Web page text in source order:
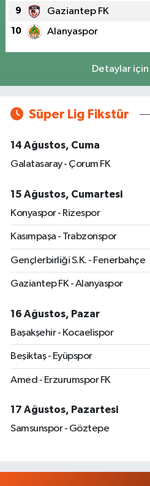
9 Gaziantep FK
10 Alanyaspor
Detaylar için
Süper Lig Fikstür
14 Ağustos, Cuma
Galatasaray - Çorum FK
15 Ağustos, Cumartesi
Konyaspor - Rizespor
Kasımpaşa - Trabzonspor
Gençlerbirliği S.K. - Fenerbahçe
Gaziantep FK - Alanyaspor
16 Ağustos, Pazar
Başakşehir - Kocaelispor
Beşiktaş - Eyüpspor
Amed - Erzurumspor FK
17 Ağustos, Pazartesi
Samsunspor - Göztepe